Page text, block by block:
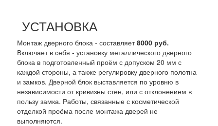
УСТАНОВКА
Монтаж дверного блока - составляет8000 руб.
Включает в себя - установку металлического дверного
блока в подготовленный проём с допуском 20 мм с
каждой стороны, а также регулировку дверного полотна
и замков. Дверной блок выставляется по уровню в
независимости от кривизны стен, или с отклонением в
пользу замка. Работы, связанные с косметической
отделкой проёма после монтажа дверей не
выполняются.